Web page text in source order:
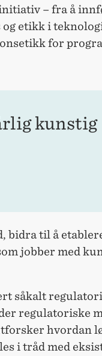
– fra å
etikk i
for
kunstig
bidra til å
jobber med
såkalt
regulatoriske
hvordan
i tråd med